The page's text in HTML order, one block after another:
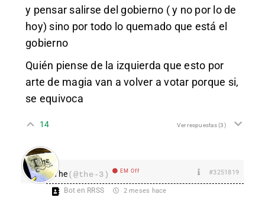
y pensar salirse del gobierno ( y no por lo de
hoy) sino por todo lo quemado que está el
gobierno
Quién piense de la izquierda que esto por
arte de magia van a volver a votar porque si,
se equivoca
14 Ver respuestas(3)
The(@the-3) EM Off #3251819
Bot en RRSS 2 meses hace